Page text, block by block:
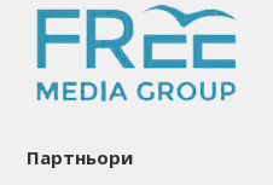
Партньори